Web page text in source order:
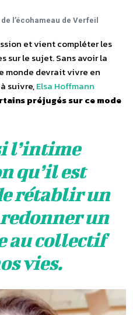
l’écohameau de Verfeil
et vient compléter les
sur le sujet. Sans avoir la
monde devrait vivre en
suivre,Elsa Hoffmann
préjugés sur ce mode
l’intime
qu’il est
rétablir un
un
au collectif
vies.